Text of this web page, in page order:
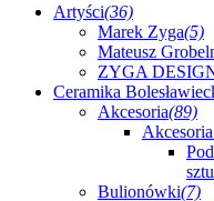
Artyści(36)
Marek Zyga(5)
Mateusz
ZYGA
Ceramika
Akcesoria(89)
Bulionówki(7)